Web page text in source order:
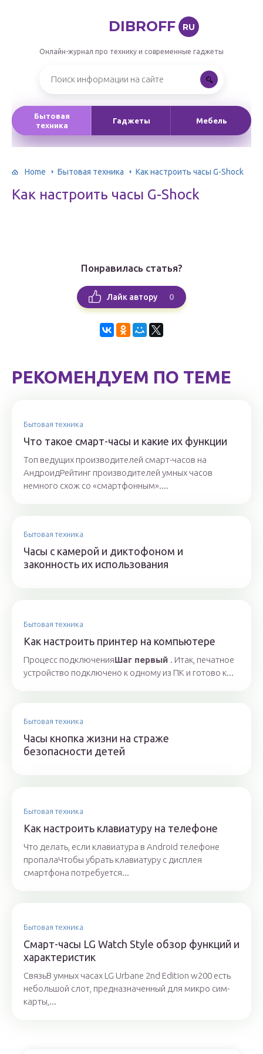
DIBROFF RU
Онлайн-журнал про технику и современные гаджеты
Бытовая
техника
Гаджеты Мебель
Home Бытовая техника Как настроить часы G-Shock
Как настроить часы G-Shock
Понравилась статья?
Лайк автору 0
РЕКОМЕНДУЕМ ПО ТЕМЕ
Бытовая техника
Что такое смарт-часы и какие их функции
Топ ведущих производителей смарт-часов на
АндроидРейтинг производителей умных часов
немного схож со «смартфонным»....
Бытовая техника
Часы с камерой и диктофоном и
законность их использования
Бытовая техника
Как настроить принтер на компьютере
Процесс подключенияШаг первый . Итак, печатное
устройство подключено к одному из ПК и готово к...
Бытовая техника
Часы кнопка жизни на страже
безопасности детей
Бытовая техника
Как настроить клавиатуру на телефоне
Что делать, если клавиатура в Android телефоне
пропалаЧтобы убрать клавиатуру с дисплея
смартфона потребуется...
Бытовая техника
Смарт-часы LG Watch Style обзор функций и
характеристик
СвязьВ умных часах LG Urbane 2nd Edition w200 есть
небольшой слот, предназначенный для микро сим-
карты,...